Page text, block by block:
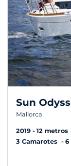
Sun
Mallorca
2019
12 metros
3 Camarotes
6